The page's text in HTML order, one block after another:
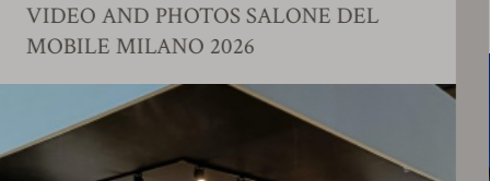
PHOTOS SALONE DEL
MILANO 2026